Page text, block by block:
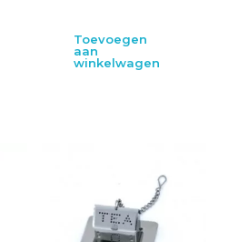
Toevoegen
aan
winkelwagen